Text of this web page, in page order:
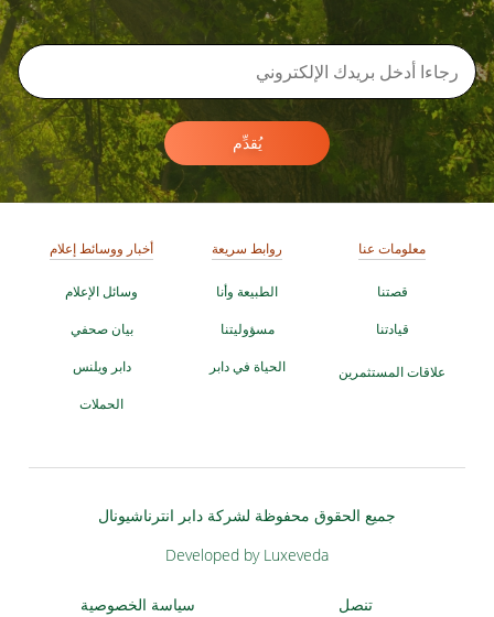
يُقدِّم
معلومات عنا
قصتنا
قيادتنا
علاقات المستثمرين
روابط سريعة
الطبيعة وأنا
مسؤوليتنا
الحياة في دابر
أخبار ووسائط إعلام
وسائل الإعلام
بيان صحفي
دابر ويلنس
الحملات
جميع الحقوق محفوظة لشركة دابر انترناشيونال
Developed by Luxeveda
تنصل سياسة الخصوصية